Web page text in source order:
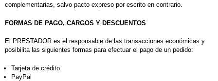
complementarias, salvo pacto expreso por escrito en contrario.
FORMAS DE PAGO, CARGOS Y DESCUENTOS
El PRESTADOR es el responsable de las transacciones económicas y
posibilita las siguientes formas para efectuar el pago de un pedido:
Tarjeta de crédito
PayPal